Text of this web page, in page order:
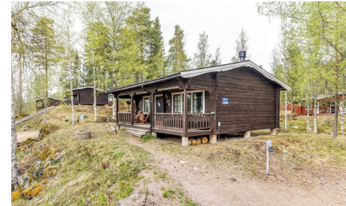
Årsredovisning-Bostadsrättsföreningen Säfsbyn 1-
2024